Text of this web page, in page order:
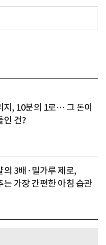
지, 10분의 1로… 그 돈이
인 건?
의 3배·밀가루 제로,
는 가장 간편한 아침 습관